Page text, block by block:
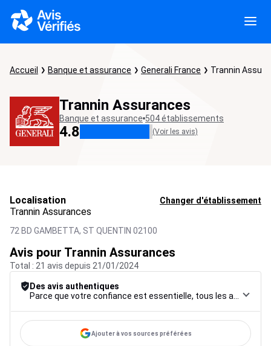
Accueil Banque et assurance Generali France Trannin
Trannin Assurances
Banque et assurance 504 établissements
4.8 (Voir les avis)
Localisation Changer d'établissement
Trannin Assurances
72 BD GAMBETTA, ST QUENTIN 02100
Avis pour Trannin Assurances
Total : 21 avis depuis 21/01/2024
Des avis authentiques
Ajouter à vos sources préférées